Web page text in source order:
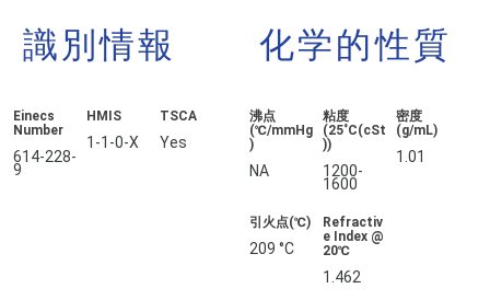
識別情報
Einecs
Number
614-228-
9
HMIS
1-1-0-X
TSCA
Yes
化学的性質
沸点
(℃/mmHg
)
NA
粘度
(25˚C(cSt
))
1200-
1600
密度
(g/mL)
1.01
引火点(℃)
209 °C
Refractiv
e Index @
20℃
1.462